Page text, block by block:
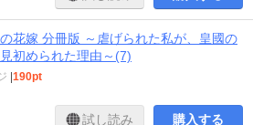
花嫁 分冊版 ～虐げられた私が、皇國の
初められた理由～(7)
190pt
試し読み 購入する